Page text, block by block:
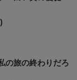
の旅の終わりだろ